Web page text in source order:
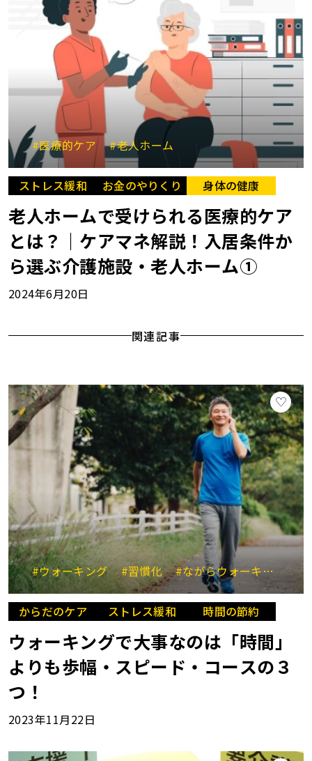
#医療的ケア #老人ホーム
ストレス緩和 お金のやりくり 身体の健康
老人ホームで受けられる医療的ケア
とは？｜ケアマネ解説！入居条件か
ら選ぶ介護施設・老人ホーム①
2024年6月20日
関連記事
#ウォーキング #習慣化 #ながらウォーキング #
からだのケア ストレス緩和 時間の節約
ウォーキングで大事なのは「時間」
よりも歩幅・スピード・コースの３
つ！
2023年11月22日